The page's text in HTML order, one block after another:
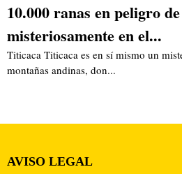
10.000 ranas en peligro
misteriosamente en el...
Titicaca Titicaca es en sí mismo un
montañas andinas, don...
AVISO LEGAL